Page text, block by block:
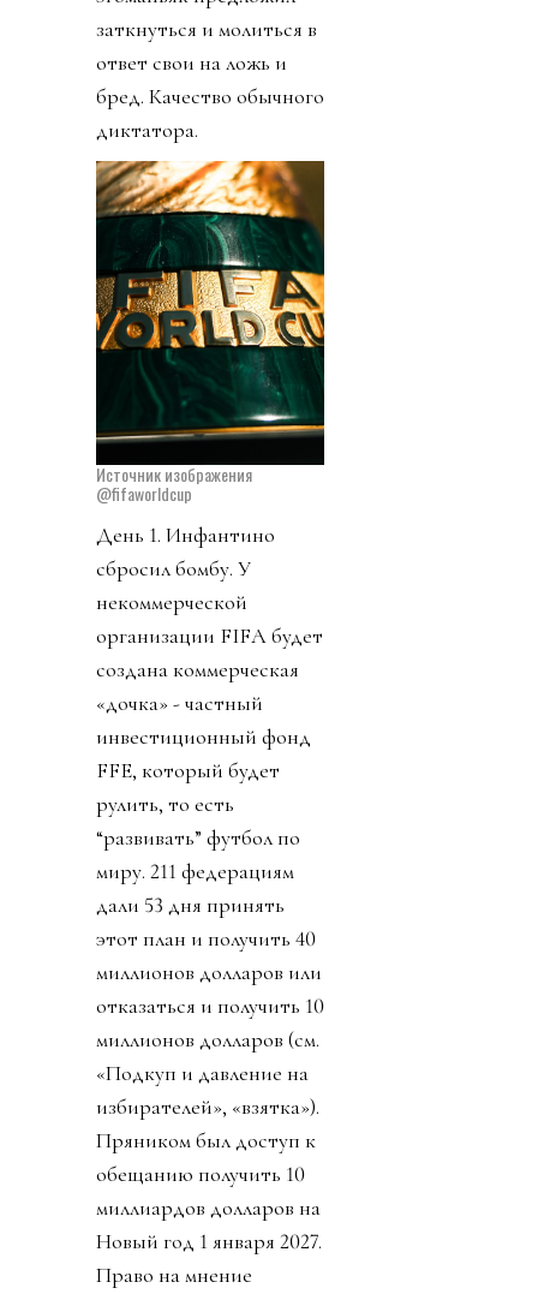
заткнуться и молиться в
ответ свои на ложь и
бред. Качество обычного
диктатора.
Источник изображения
@fifaworldcup
День 1. Инфантино
сбросил бомбу. У
некоммерческой
организации FIFA будет
создана коммерческая
«дочка» - частный
инвестиционный фонд
FFE, который будет
рулить, то есть
“развивать” футбол по
миру. 211 федерациям
дали 53 дня принять
этот план и получить 40
миллионов долларов или
отказаться и получить 10
миллионов долларов (см.
«Подкуп и давление на
избирателей», «взятка»).
Пряником был доступ к
обещанию получить 10
миллиардов долларов на
Новый год 1 января 2027.
Право на мнение